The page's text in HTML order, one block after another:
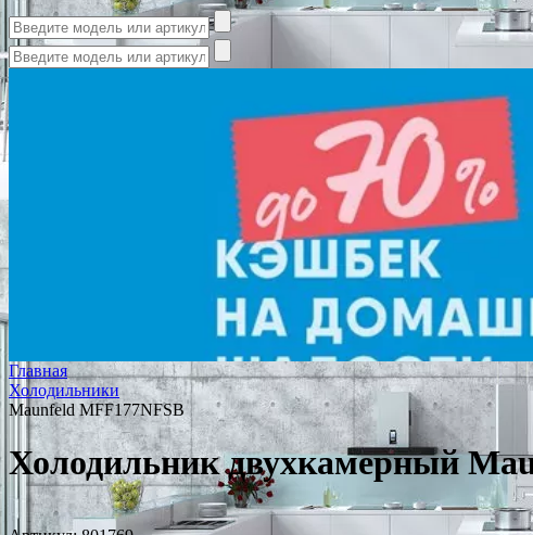
Главная
Холодильники
Maunfeld MFF177NFSB
Холодильник двухкамерный